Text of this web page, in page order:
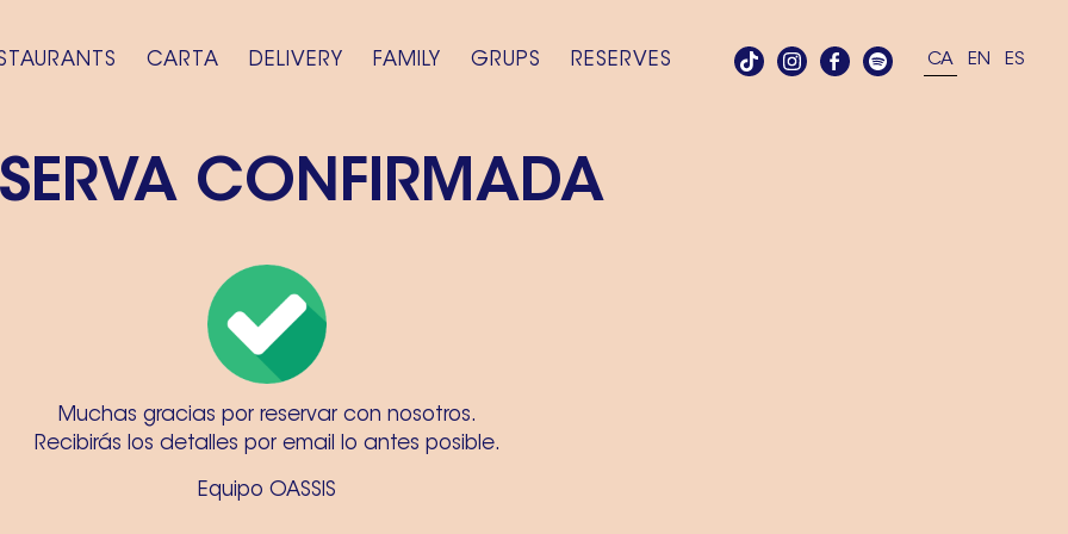
CA EN ES
CARTA DELIVERY FAMILY GRUPS RESERVES
CONFIRMADA
Muchas gracias por reservar con nosotros.
Recibirás los detalles por email lo antes posible.
Equipo OASSIS